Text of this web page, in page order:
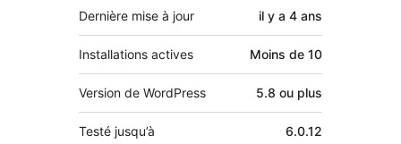
Dernière mise à jour il y a 4 ans
Installations actives Moins de 10
Version de WordPress 5.8 ou plus
Testé jusqu’à 6.0.12